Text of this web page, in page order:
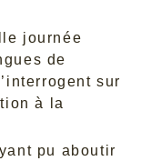
journée
de
sur
à la
pu aboutir